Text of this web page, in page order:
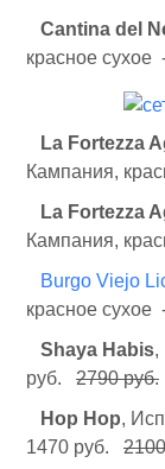
Cantina del
красное
La Fortezza
Кампания,
La Fortezza
Кампания,
Burgo Viejo
красное сухое
Shaya Habis,
руб. 2790 руб.
Нор Нор,
1470 руб.